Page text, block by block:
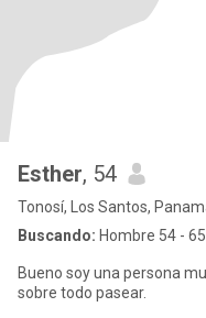
Esther, 54
Tonosí, Los Santos,
Buscando: Hombre 54 - 65
Bueno soy una persona
sobre todo pasear.